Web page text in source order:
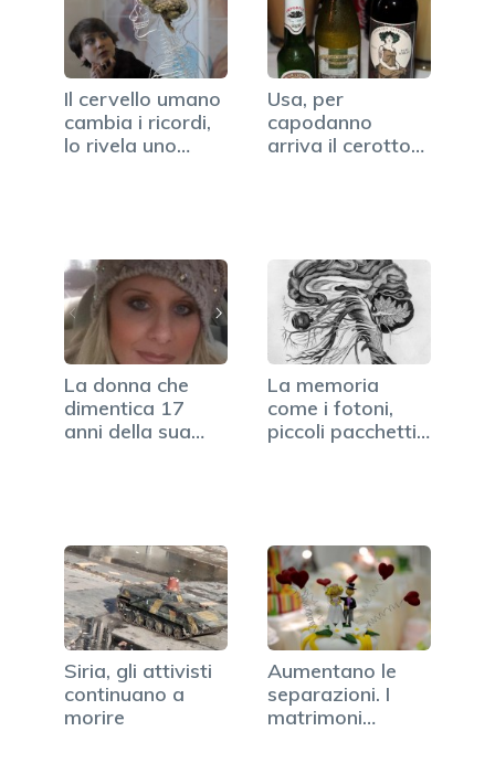
Il cervello umano
cambia i ricordi,
lo rivela uno…
Usa, per
capodanno
arriva il cerotto
La donna che
dimentica 17
anni della sua
La memoria
come i fotoni,
piccoli pacchetti
Siria, gli attivisti
continuano a
morire
Aumentano le
separazioni. I
matrimoni